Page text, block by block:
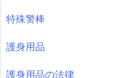
特殊警棒
護身用品
護身用品の法律